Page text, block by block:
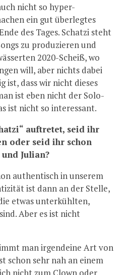
nicht so hyper-
ein gut überlegtes
des Tages. Schatzi steht
zu produzieren und
2020-Scheiß, wo
will, aber nichts dabei
ist, dass wir nicht dieses
ist eben nicht der Solo-
ist nicht so interessant.
auftretet, seid ihr
oder seid ihr schon
Julian?
authentisch in unserem
ist dann an der Stelle,
etwas unterkühlten,
Aber es ist nicht
man irgendeine Art von
schon sehr nah an einem
nicht zum Clown oder